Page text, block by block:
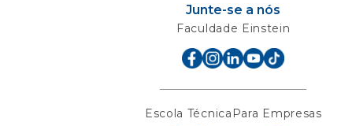
Junte-se a nós
Faculdade Einstein
Escola Técnica Para Empresas